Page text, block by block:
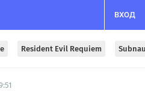
ВХОД
Resident Evil Requiem